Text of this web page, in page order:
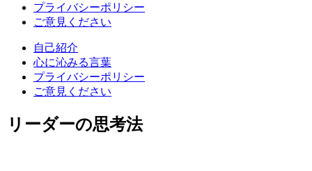
プライバシーポリシー
ご意見ください
自己紹介
心に沁みる言葉
プライバシーポリシー
ご意見ください
リーダーの思考法